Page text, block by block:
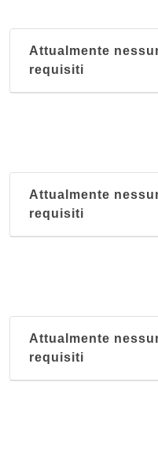
Attualmente
requisiti
Attualmente
requisiti
Attualmente
requisiti